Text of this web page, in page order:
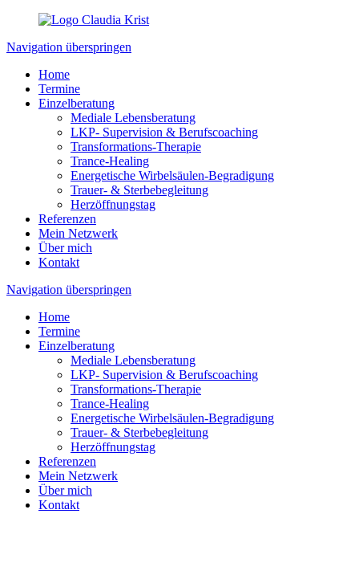
Navigation überspringen
Home
Termine
Einzelberatung
Mediale Lebensberatung
LKP- Supervision & Berufscoaching
Transformations-Therapie
Trance-Healing
Energetische Wirbelsäulen-Begradigung
Trauer- & Sterbebegleitung
Herzöffnungstag
Referenzen
Mein Netzwerk
Über mich
Kontakt
Navigation überspringen
Home
Termine
Einzelberatung
Mediale Lebensberatung
LKP- Supervision & Berufscoaching
Transformations-Therapie
Trance-Healing
Energetische Wirbelsäulen-Begradigung
Trauer- & Sterbebegleitung
Herzöffnungstag
Referenzen
Mein Netzwerk
Über mich
Kontakt